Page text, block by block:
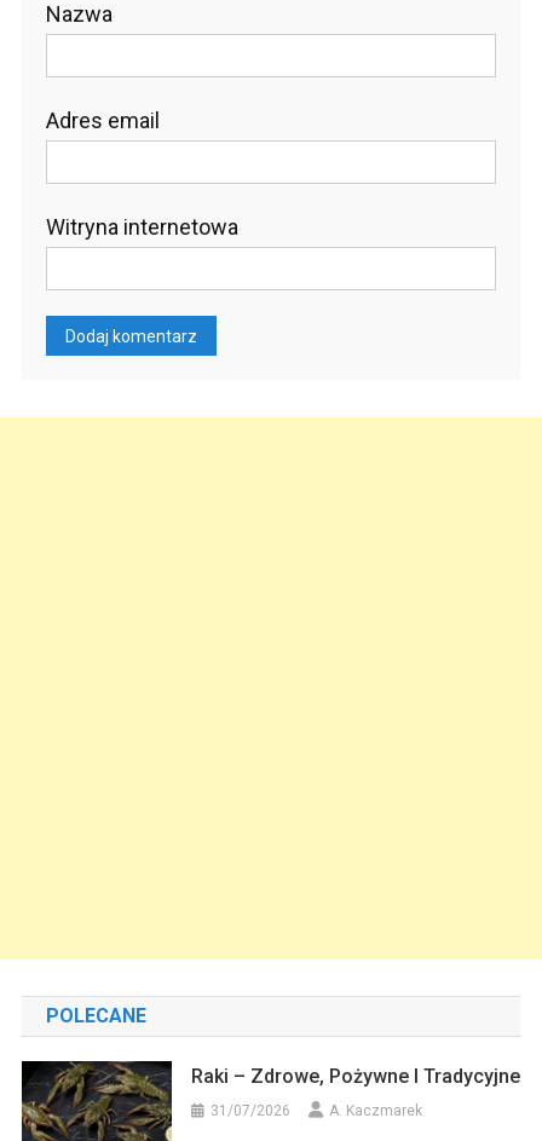
Nazwa
Adres email
Witryna internetowa
POLECANE
Raki – Zdrowe, Pożywne I Tradycyjne
31/07/2026 A. Kaczmarek